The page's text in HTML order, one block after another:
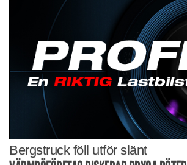
Bergstruck föll utför slänt